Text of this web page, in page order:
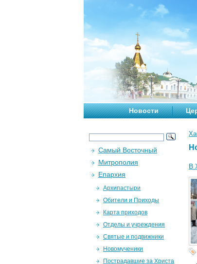
Новости
В
Самый Восточный
Митрополия
Епархия
Архипастыри
Обители и Приходы
Карта приходов
Отделы и учреждения
Святые и подвижники
Новомученики
Пострадавшие за Христа